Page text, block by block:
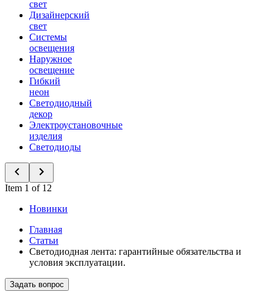
свет
Дизайнерский
свет
Системы
освещения
Наружное
освещение
Гибкий
неон
Светодиодный
декор
Электроустановочные
изделия
Светодиоды
Item 1 of 12
Новинки
Главная
Статьи
Светодиодная лента: гарантийные обязательства и
условия эксплуатации.
Задать вопрос